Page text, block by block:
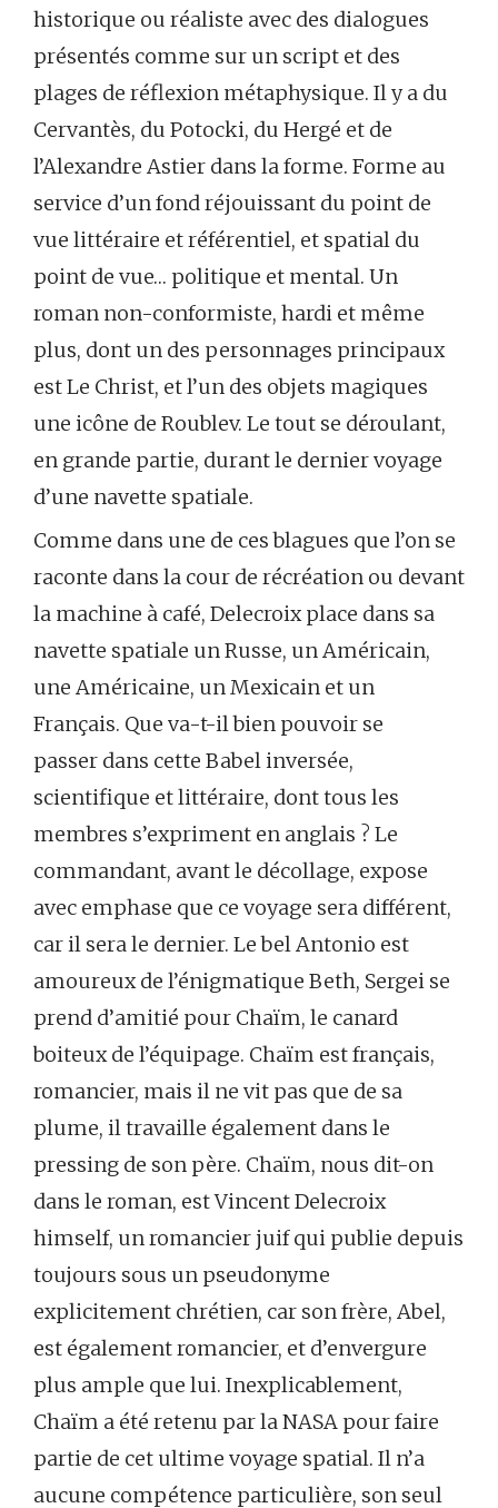
historique ou réaliste avec des dialogues
présentés comme sur un script et des
plages de réflexion métaphysique. Il y a du
Cervantès, du Potocki, du Hergé et de
l’Alexandre Astier dans la forme. Forme au
service d’un fond réjouissant du point de
vue littéraire et référentiel, et spatial du
point de vue… politique et mental. Un
roman non-conformiste, hardi et même
plus, dont un des personnages principaux
est Le Christ, et l’un des objets magiques
une icône de Roublev. Le tout se déroulant,
en grande partie, durant le dernier voyage
d’une navette spatiale.
Comme dans une de ces blagues que l’on se
raconte dans la cour de récréation ou devant
la machine à café, Delecroix place dans sa
navette spatiale un Russe, un Américain,
une Américaine, un Mexicain et un
Français. Que va-t-il bien pouvoir se
passer dans cette Babel inversée,
scientifique et littéraire, dont tous les
membres s’expriment en anglais ? Le
commandant, avant le décollage, expose
avec emphase que ce voyage sera différent,
car il sera le dernier. Le bel Antonio est
amoureux de l’énigmatique Beth, Sergei se
prend d’amitié pour Chaïm, le canard
boiteux de l’équipage. Chaïm est français,
romancier, mais il ne vit pas que de sa
plume, il travaille également dans le
pressing de son père. Chaïm, nous dit-on
dans le roman, est Vincent Delecroix
himself, un romancier juif qui publie depuis
toujours sous un pseudonyme
explicitement chrétien, car son frère, Abel,
est également romancier, et d’envergure
plus ample que lui. Inexplicablement,
Chaïm a été retenu par la NASA pour faire
partie de cet ultime voyage spatial. Il n’a
aucune compétence particulière, son seul